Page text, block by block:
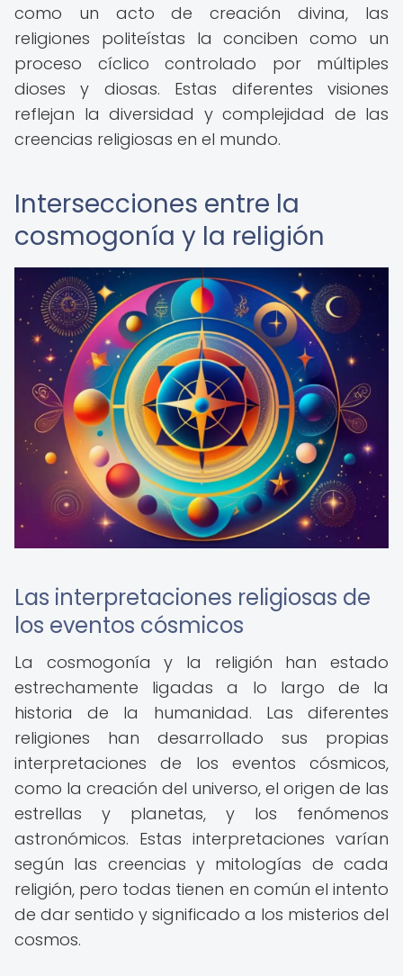
como un acto de creación divina, las
religiones politeístas la conciben como un
proceso cíclico controlado por múltiples
dioses y diosas. Estas diferentes visiones
reflejan la diversidad y complejidad de las
creencias religiosas en el mundo.
Intersecciones entre la
cosmogonía y la religión
Las interpretaciones religiosas de
los eventos cósmicos
La cosmogonía y la religión han estado
estrechamente ligadas a lo largo de la
historia de la humanidad. Las diferentes
religiones han desarrollado sus propias
interpretaciones de los eventos cósmicos,
como la creación del universo, el origen de las
estrellas y planetas, y los fenómenos
astronómicos. Estas interpretaciones varían
según las creencias y mitologías de cada
religión, pero todas tienen en común el intento
de dar sentido y significado a los misterios del
cosmos.